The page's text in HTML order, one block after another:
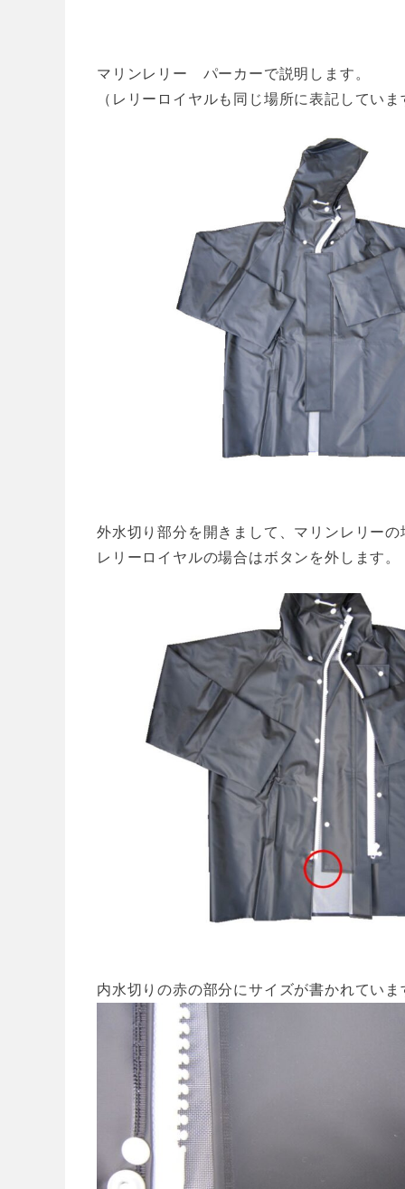
マリンレリー パーカーで説明します。
（レリーロイヤルも同じ場所に表記していま
外水切り部分を開きまして、マリンレリー
レリーロイヤルの場合はボタンを外します。
内水切りの赤の部分にサイズが書かれていま